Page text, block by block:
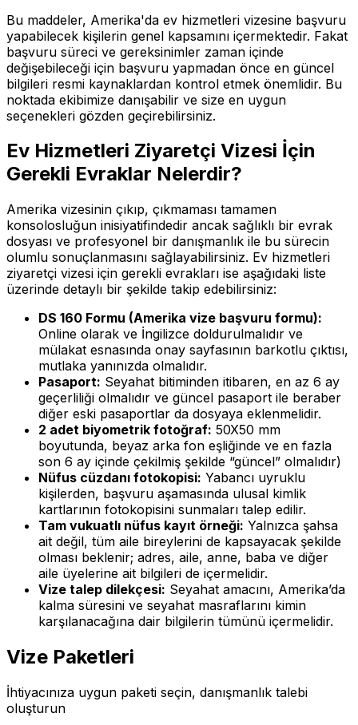
Bu maddeler, Amerika'da ev hizmetleri vizesine başvuru
yapabilecek kişilerin genel kapsamını içermektedir. Fakat
başvuru süreci ve gereksinimler zaman içinde
değişebileceği için başvuru yapmadan önce en güncel
bilgileri resmi kaynaklardan kontrol etmek önemlidir. Bu
noktada ekibimize danışabilir ve size en uygun
seçenekleri gözden geçirebilirsiniz.
Ev Hizmetleri Ziyaretçi Vizesi İçin
Gerekli Evraklar Nelerdir?
Amerika vizesinin çıkıp, çıkmaması tamamen
konsolosluğun inisiyatifindedir ancak sağlıklı bir evrak
dosyası ve profesyonel bir danışmanlık ile bu sürecin
olumlu sonuçlanmasını sağlayabilirsiniz. Ev hizmetleri
ziyaretçi vizesi için gerekli evrakları ise aşağıdaki liste
üzerinde detaylı bir şekilde takip edebilirsiniz:
DS 160 Formu (Amerika vize başvuru formu):
Online olarak ve İngilizce doldurulmalıdır ve
mülakat esnasında onay sayfasının barkotlu çıktısı,
mutlaka yanınızda olmalıdır.
Pasaport: Seyahat bitiminden itibaren, en az 6 ay
geçerliliği olmalıdır ve güncel pasaport ile beraber
diğer eski pasaportlar da dosyaya eklenmelidir.
2 adet biyometrik fotoğraf: 50X50 mm
boyutunda, beyaz arka fon eşliğinde ve en fazla
son 6 ay içinde çekilmiş şekilde “güncel” olmalıdır)
Nüfus cüzdanı fotokopisi: Yabancı uyruklu
kişilerden, başvuru aşamasında ulusal kimlik
kartlarının fotokopisini sunmaları talep edilir.
Tam vukuatlı nüfus kayıt örneği: Yalnızca şahsa
ait değil, tüm aile bireylerini de kapsayacak şekilde
olması beklenir; adres, aile, anne, baba ve diğer
aile üyelerine ait bilgileri de içermelidir.
Vize talep dilekçesi: Seyahat amacını, Amerika’da
kalma süresini ve seyahat masraflarını kimin
karşılanacağına dair bilgilerin tümünü içermelidir.
Vize Paketleri
İhtiyacınıza uygun paketi seçin, danışmanlık talebi
oluşturun